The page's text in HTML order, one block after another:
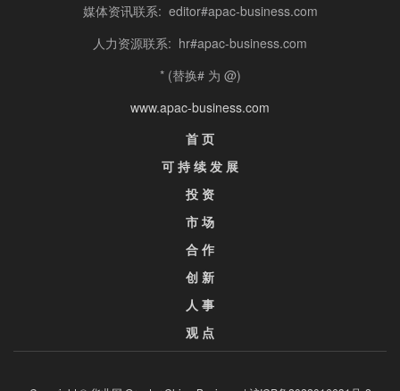
媒体资讯联系: editor#apac-business.com
人力资源联系: hr#apac-business.com
* (替换# 为 @)
www.apac-business.com
首 页
可 持 续 发 展
投 资
市 场
合 作
创 新
人 事
观 点